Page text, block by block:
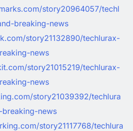
story20964057/techl
breaking-news
story21132890/techlurax-
news
story21015219/techlurax-
news
story21039392/techlura
news
story21117768/techlura